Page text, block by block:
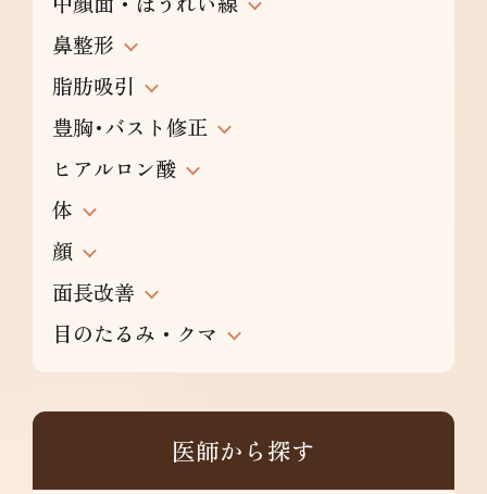
鼻整形
脂肪吸引
豊胸･バスト修正
ヒアルロン酸
体
顔
面長改善
目のたるみ・クマ
医師から探す